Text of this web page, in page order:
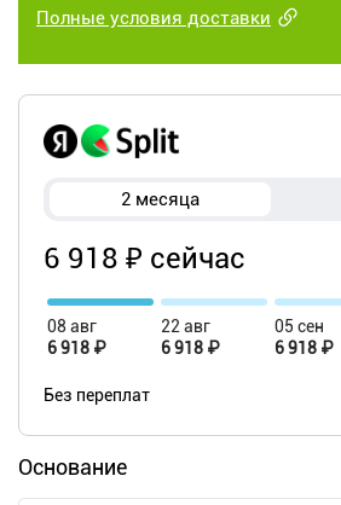
Полные условия доставки
2 месяца
6 918 ₽ сейчас
08 авг
6 918 ₽
22 авг
6 918 ₽
05 сен
6 918 ₽
Без переплат
Основание